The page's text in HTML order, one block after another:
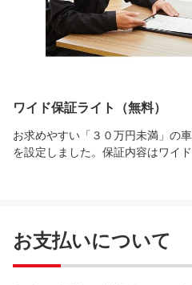
ワイド保証ライト（無料）
お求めやすい「３０万円未満」の
を設定しました。保証内容はワイド
お支払いについて